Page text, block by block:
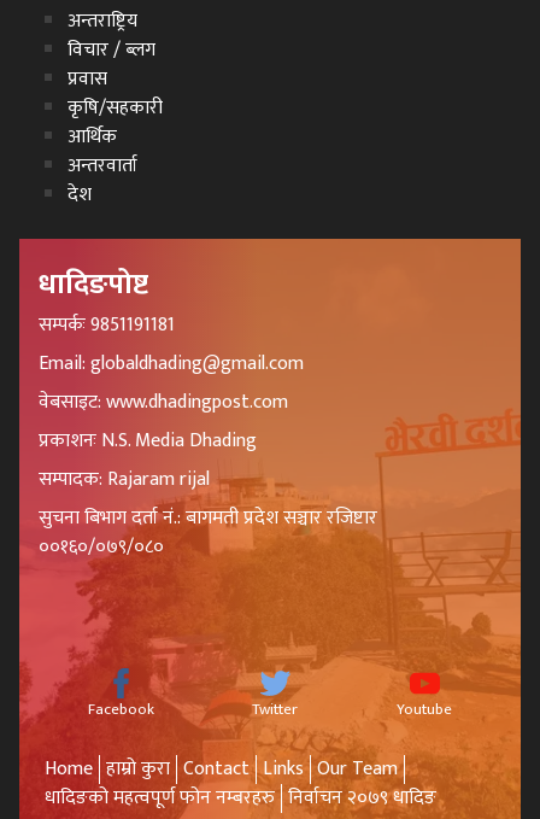
अन्तराष्ट्रिय
विचार / ब्लग
प्रवास
कृषि/सहकारी
आर्थिक
अन्तरवार्ता
देश
धादिङपोष्ट
सम्पर्कः 9851191181
Email: globaldhading@gmail.com
वेबसाइट: www.dhadingpost.com
प्रकाशनः N.S. Media Dhading
सम्पादक: Rajaram rijal
सुचना बिभाग दर्ता नं.: बागमती प्रदेश सञ्चार रजिष्टार
००१६०/०७९/०८०
Facebook Twitter Youtube
Home हाम्रो कुरा Contact Links Our Team
धादिङको महत्वपूर्ण फोन नम्बरहरु निर्वाचन २०७९ धादिङ